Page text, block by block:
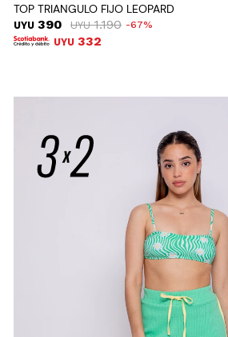
TOP TRIANGULO FIJO LEOPARD
UYU 390 UYU 1.190 67
UYU 332